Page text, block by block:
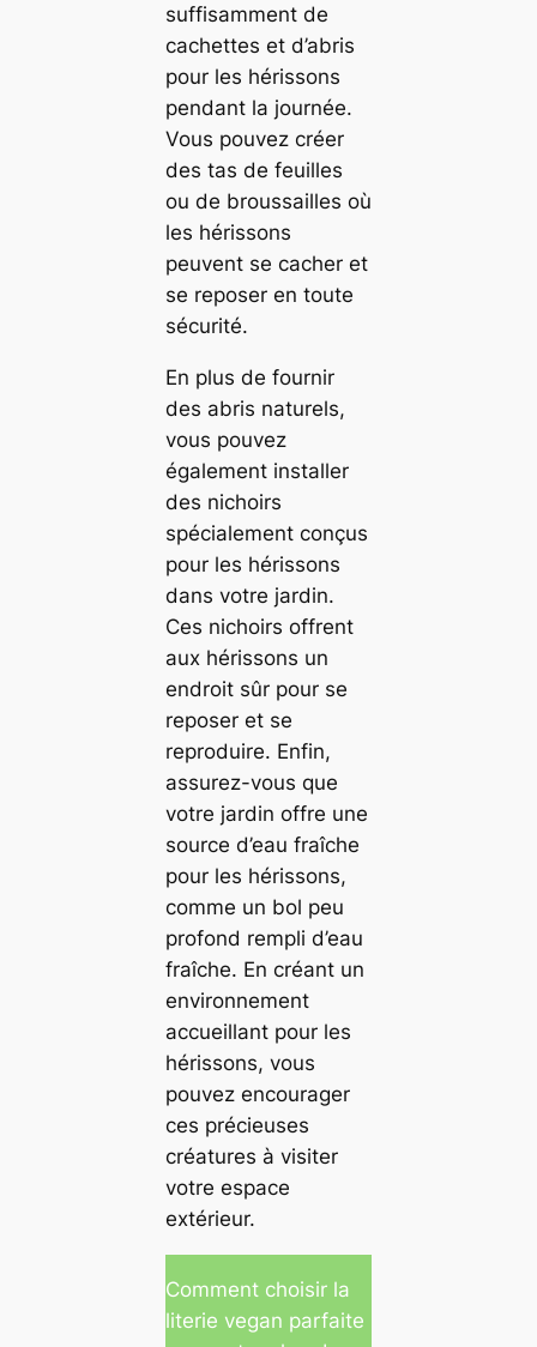
suffisamment de
cachettes et d’abris
pour les hérissons
pendant la journée.
Vous pouvez créer
des tas de feuilles
ou de broussailles où
les hérissons
peuvent se cacher et
se reposer en toute
sécurité.
En plus de fournir
des abris naturels,
vous pouvez
également installer
des nichoirs
spécialement conçus
pour les hérissons
dans votre jardin.
Ces nichoirs offrent
aux hérissons un
endroit sûr pour se
reposer et se
reproduire. Enfin,
assurez-vous que
votre jardin offre une
source d’eau fraîche
pour les hérissons,
comme un bol peu
profond rempli d’eau
fraîche. En créant un
environnement
accueillant pour les
hérissons, vous
pouvez encourager
ces précieuses
créatures à visiter
votre espace
extérieur.
Comment choisir la
literie vegan parfaite